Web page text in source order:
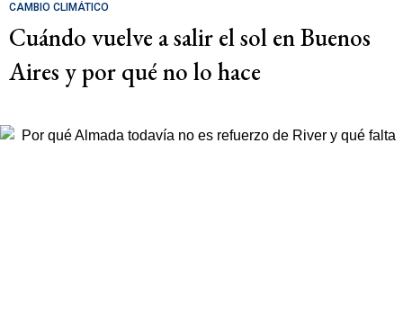
CAMBIO CLIMÁTICO
Cuándo vuelve a salir el sol en Buenos
Aires y por qué no lo hace